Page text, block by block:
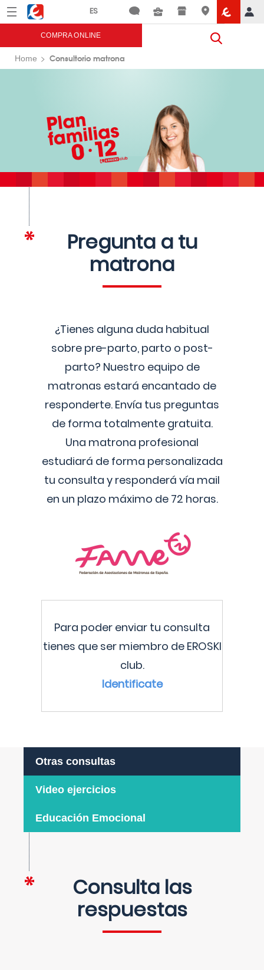
Menú Eroski
COMPRA ONLINE
Home Consultorio matrona
Pregunta a tu
matrona
¿Tienes alguna duda habitual
sobre pre-parto, parto o post-
parto? Nuestro equipo de
matronas estará encantado de
responderte. Envía tus preguntas
de forma totalmente gratuita.
Una matrona profesional
estudiará de forma personalizada
tu consulta y responderá vía mail
en un plazo máximo de 72 horas.
Para poder enviar tu consulta
tienes que ser miembro de EROSKI
club.
Identificate
Otras consultas
Video ejercicios
Educación Emocional
Consulta las
respuestas